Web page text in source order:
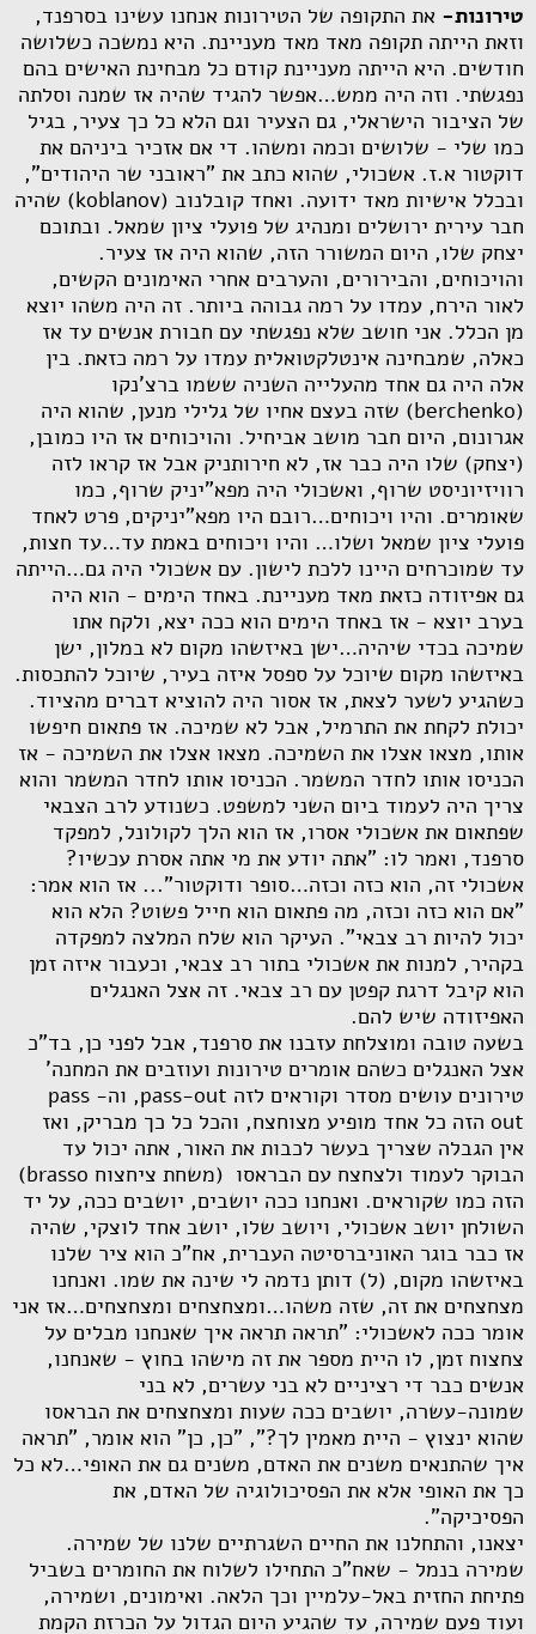
טירונות- את התקופה של הטירונות אנחנו עשינו בסרפנד,
וזאת הייתה תקופה מאד מאד מעניינת. היא נמשכה כשלושה
חודשים. היא הייתה מעניינת קודם כל מבחינת האישים בהם
נפגשתי. וזה היה ממש…אפשר להגיד שהיה אז שמנה וסלתה
של הציבור הישראלי, גם הצעיר וגם הלא כל כך צעיר, בגיל
כמו שלי - שלושים וכמה ומשהו. די אם אזכיר ביניהם את
דוקטור א.ז. אשכולי, שהוא כתב את "ראובני שר היהודים",
ובכלל אישיות מאד ידועה. ואחד קובלנוב (koblanov) שהיה
חבר עירית ירושלים ומנהיג של פועלי ציון שמאל. ובתוכם
יצחק שלו, היום המשורר הזה, שהוא היה אז צעיר.
והויכוחים, והבירורים, והערבים אחרי האימונים הקשים,
לאור הירח, עמדו על רמה גבוהה ביותר. זה היה משהו יוצא
מן הכלל. אני חושב שלא נפגשתי עם חבורת אנשים עד אז
כאלה, שמבחינה אינטלקטואלית עמדו על רמה כזאת. בין
אלה היה גם אחד מהעלייה השניה ששמו ברצ'נקו
(
berchenko) שזה בעצם אחיו של גלילי מנען, שהוא היה
אגרונום, היום חבר מושב אביחיל. והויכוחים אז היו כמובן,
(יצחק) שלו היה כבר אז, לא חירותניק אבל אז קראו לזה
רוויזיוניסט שרוף, ואשכולי היה מפא"יניק שרוף, כמו
שאומרים. והיו ויכוחים…רובם היו מפא"יניקים, פרט לאחד
פועלי ציון שמאל ושלו… והיו ויכוחים באמת עד…עד חצות,
עד שמוכרחים היינו ללכת לישון. עם אשכולי היה גם…הייתה
גם אפיזודה כזאת מאד מעניינת. באחד הימים - הוא היה
בערב יוצא - אז באחד הימים הוא ככה יצא, ולקח אתו
שמיכה בכדי שיהיה…ישן באיזשהו מקום לא במלון, ישן
באיזשהו מקום שיוכל על ספסל איזה בעיר, שיוכל להתכסות.
כשהגיע לשער לצאת, אז אסור היה להוציא דברים מהציוד.
יכולת לקחת את התרמיל, אבל לא שמיכה. אז פתאום חיפשו
אותו, מצאו אצלו את השמיכה. מצאו אצלו את השמיכה - אז
הכניסו אותו לחדר המשמר. הכניסו אותו לחדר המשמר והוא
צריך היה לעמוד ביום השני למשפט. כשנודע לרב הצבאי
שפתאום את אשכולי אסרו, אז הוא הלך לקולונל, למפקד
סרפנד, ואמר לו: "אתה יודע את מי אתה אסרת עכשיו?
אשכולי זה, הוא כזה וכזה…סופר ודוקטור"... אז הוא אמר:
"אם הוא כזה וכזה, מה פתאום הוא חייל פשוט? הלא הוא
יכול להיות רב צבאי". העיקר הוא שלח המלצה למפקדה
בקהיר, למנות את אשכולי בתור רב צבאי, וכעבור איזה זמן
הוא קיבל דרגת קפטן עם רב צבאי. זה אצל האנגלים
האפיזודה שיש להם.
בשעה טובה ומוצלחת עזבנו את סרפנד, אבל לפני כן, בד"כ
אצל האנגלים כשהם אומרים טירונות ועוזבים את המחנה'
טירונים עושים מסדר וקוראים לזה pass-out, וה- pass
out הזה כל אחד מופיע מצוחצח, והכל כל כך מבריק, ואז
אין הגבלה שצריך בעשר לכבות את האור, אתה יכול עד
הבוקר לעמוד ולצחצח עם הבראסו (משחת ציחצוח brasso
)
הזה כמו שקוראים. ואנחנו ככה יושבים, יושבים ככה, על יד
השולחן יושב אשכולי, ויושב שלו, יושב אחד לוצקי, שהיה
אז כבר בוגר האוניברסיטה העברית, אח"כ הוא ציר שלנו
באיזשהו מקום, (ל) דותן נדמה לי שינה את שמו. ואנחנו
מצחצחים את זה, שזה משהו…ומצחצחים ומצחצחים…אז אני
אומר ככה לאשכולי: "תראה תראה איך שאנחנו מבלים על
צחצוח זמן, לו היית מספר את זה מישהו בחוץ - שאנחנו,
אנשים כבר די רציניים לא בני עשרים, לא בני
שמונה-עשרה, יושבים ככה שעות ומצחצחים את הבראסו
שהוא ינצוץ - היית מאמין לך?", "כן, כן" הוא אומר, "תראה
איך שהתנאים משנים את האדם, משנים גם את האופי…לא כל
כך את האופי אלא את הפסיכולוגיה של האדם, את
הפסיכיקה".
יצאנו, והתחלנו את החיים השגרתיים שלנו של שמירה.
שמירה בנמל - שאח"כ התחילו לשלוח את החומרים בשביל
פתיחת החזית באל-עלמיין וכך הלאה. ואימונים, ושמירה,
ועוד פעם שמירה, עד שהגיע היום הגדול על הכרזת הקמת